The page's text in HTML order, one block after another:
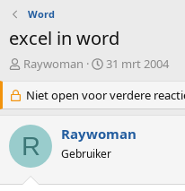
Word
excel in word
O
d
e
r
w
e
Raywoman
S
a
r
d
a
31 mrt 2004
Niet open voor verdere
R Raywoman
Gebruiker